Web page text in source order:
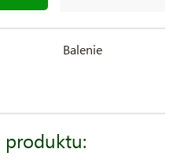
Balenie
produktu: